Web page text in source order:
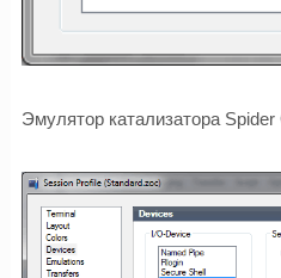
Эмулятор катализатора